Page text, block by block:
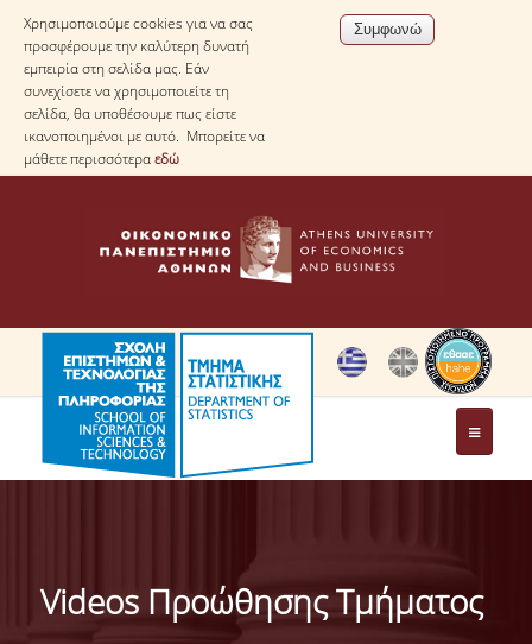
Χρησιμοποιούμε cookies για να σας
προσφέρουμε την καλύτερη δυνατή
εμπειρία στη σελίδα μας. Εάν
συνεχίσετε να χρησιμοποιείτε τη
σελίδα, θα υποθέσουμε πως είστε
ικανοποιημένοι με αυτό. Μπορείτε να
μάθετε περισσότεραεδώ
ΤΟ ΤΜΗΜΑ
ΔΙΟΙΚΗΣΗ ΤΟΥ ΤΜΗΜΑΤΟΣ
Videos Προώθησης Τμήματος